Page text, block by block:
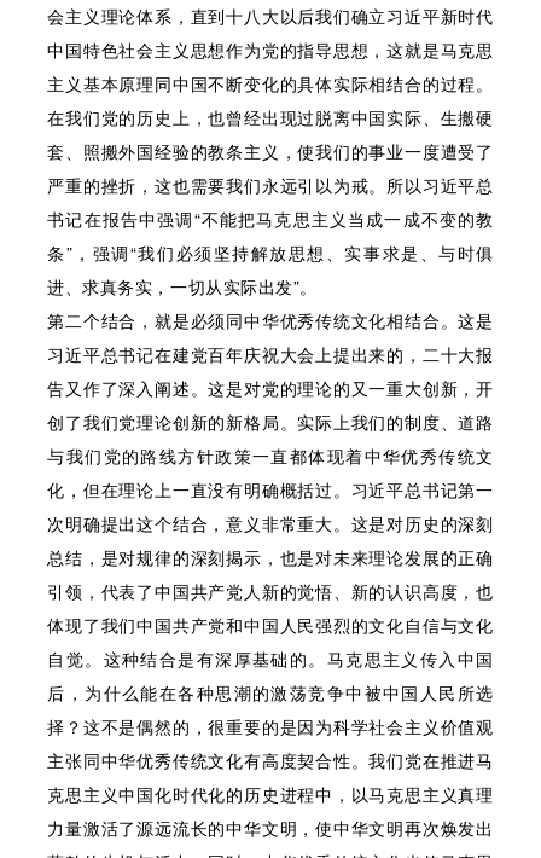
会主义理论体系，直到十八大以后我们确立习近平新时代
中国特色社会主义思想作为党的指导思想，这就是马克思
主义基本原理同中国不断变化的具体实际相结合的过程。
在我们党的历史上，也曾经出现过脱离中国实际、生搬硬
套、照搬外国经验的教条主义，使我们的事业一度遭受了
严重的挫折，这也需要我们永远引以为戒。所以习近平总
书记在报告中强调“不能把马克思主义当成一成不变的教
条”，强调“我们必须坚持解放思想、实事求是、与时俱
进、求真务实，一切从实际出发”。
第二个结合，就是必须同中华优秀传统文化相结合。这是
习近平总书记在建党百年庆祝大会上提出来的，二十大报
告又作了深入阐述。这是对党的理论的又一重大创新，开
创了我们党理论创新的新格局。实际上我们的制度、道路
与我们党的路线方针政策一直都体现着中华优秀传统文
化，但在理论上一直没有明确概括过。习近平总书记第一
次明确提出这个结合，意义非常重大。这是对历史的深刻
总结，是对规律的深刻揭示，也是对未来理论发展的正确
引领，代表了中国共产党人新的觉悟、新的认识高度，也
体现了我们中国共产党和中国人民强烈的文化自信与文化
自觉。这种结合是有深厚基础的。马克思主义传入中国
后，为什么能在各种思潮的激荡竞争中被中国人民所选
择？这不是偶然的，很重要的是因为科学社会主义价值观
主张同中华优秀传统文化有高度契合性。我们党在推进马
克思主义中国化时代化的历史进程中，以马克思主义真理
力量激活了源远流长的中华文明，使中华文明再次焕发出